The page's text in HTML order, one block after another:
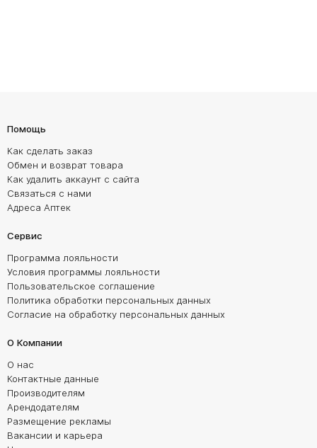
Помощь
Как сделать заказ
Обмен и возврат товара
Как удалить аккаунт с сайта
Связаться с нами
Адреса Аптек
Сервис
Программа лояльности
Условия программы лояльности
Пользовательское соглашение
Политика обработки персональных данных
Согласие на обработку персональных данных
О Компании
О нас
Контактные данные
Производителям
Арендодателям
Размещение рекламы
Вакансии и карьера